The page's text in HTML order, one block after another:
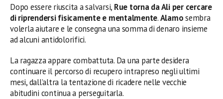
Dopo essere riuscita a salvarsi, Rue torna da Ali per cercare
di riprendersi fisicamente e mentalmente.Alamosembra
volerla aiutare e le consegna una somma di denaro insieme
ad alcuni antidolorifici.
La ragazza appare combattuta. Da una parte desidera
continuare il percorso di recupero intrapreso negli ultimi
mesi, dall’altra la tentazione di ricadere nelle vecchie
abitudini continua a perseguitarla.